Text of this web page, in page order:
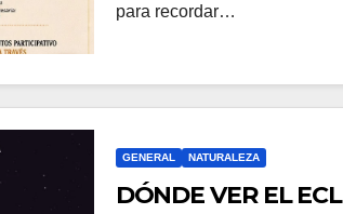
para recordar…
GENERAL NATURALEZA
DÓNDE VER EL